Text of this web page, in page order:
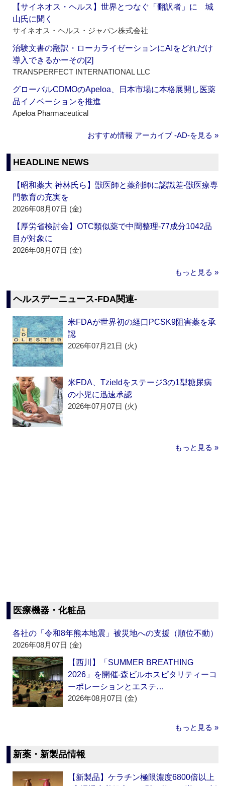
【サイネオス・ヘルス】世界とつなぐ「翻訳者」に 城
山氏に聞く
サイネオス・ヘルス・ジャパン株式会社
治験文書の翻訳・ローカライゼーションにAIをどれだけ
導入できるかーその[2]
TRANSPERFECT INTERNATIONAL LLC
グローバルCDMOのApeloa、日本市場に本格展開し医薬
品イノベーションを推進
Apeloa Pharmaceutical
おすすめ情報 アーカイブ ‐AD‐を見る »
HEADLINE NEWS
【昭和薬大 神林氏ら】獣医師と薬剤師に認識差‐獣医療専
門教育の充実を
2026年08月07日 (金)
【厚労省検討会】OTC類似薬で中間整理‐77成分1042品
目が対象に
2026年08月07日 (金)
もっと見る »
ヘルスデーニュース‐FDA関連‐
米FDAが世界初の経口PCSK9阻害薬を承
認
2026年07月21日 (火)
米FDA、Tzieldをステージ3の1型糖尿病
の小児に迅速承認
2026年07月07日 (火)
もっと見る »
医療機器・化粧品
各社の「令和8年熊本地震」被災地への支援（順位不動）
2026年08月07日 (金)
【西川】「SUMMER BREATHING
2026」を開催‐森ビルホスピタリティーコ
ーポレーションとエステ…
2026年08月07日 (金)
もっと見る »
新薬・新製品情報
【新製品】ケラチン極限濃度6800倍以上